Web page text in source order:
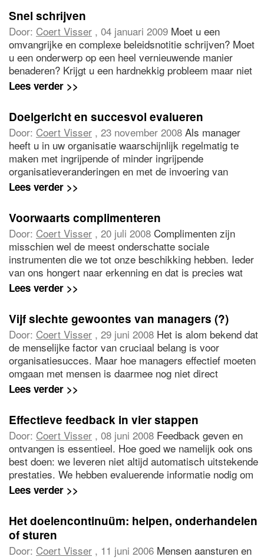
suggesties om effectiever gebruik te maken van de
wijsheid van groepen.
Snel schrijven
Door: Coert Visser , 04 januari 2009 Moet u een
omvangrijke en complexe beleidsnotitie schrijven? Moet
u een onderwerp op een heel vernieuwende manier
benaderen? Krijgt u een hardnekkig probleem maar niet
opgelost? Deze oefening helpt u te voorkomen dat u
onderwerp. Hij helpt u om u beter bewust te worden van
wat u denkt en waarom u dat denkt.
Lees verder >>
Doelgericht en succesvol evalueren
Door: Coert Visser , 23 november 2008 Als manager
heeft u in uw organisatie waarschijnlijk regelmatig te
maken met ingrijpende of minder ingrijpende
organisatieveranderingen en met de invoering van
nieuwe managementsystemen en technologieën. In de
vaak problematisch. Te slordig en te vluchtig of juist te
gedetailleerd. Gelukkig is er een eenvoudig en effectief
alternatief, aldus Coert Visser.
Lees verder >>
Voorwaarts complimenteren
Door: Coert Visser , 20 juli 2008 Complimenten zijn
misschien wel de meest onderschatte sociale
instrumenten die we tot onze beschikking hebben. Ieder
van ons hongert naar erkenning en dat is precies wat
een compliment verschaft. Maar de meesten van ons
ontvangen. Leer via een eenvoudige oefening hoe het
anders kan en ervaar de verbazingwekkende effecten
van 'voorwaarts complimenteren'.
Lees verder >>
Vijf slechte gewoontes van managers (?)
Door: Coert Visser , 29 juni 2008 Het is alom bekend dat
de menselijke factor van cruciaal belang is voor
organisatiesucces. Maar hoe managers effectief moeten
omgaan met mensen is daarmee nog niet direct
duidelijk. Ondanks alle goede bedoelingen en
beste in mensen naar boven te halen. Coert Visser
analyseert hoe dat komt en hoe het anders kan.
Lees verder >>
Effectieve feedback in vier stappen
Door: Coert Visser , 08 juni 2008 Feedback geven en
ontvangen is essentieel. Hoe goed we namelijk ook ons
best doen: we leveren niet altijd automatisch uitstekende
prestaties. We hebben evaluerende informatie nodig om
te weten wat er van ons verwacht wordt, hoe we
moet. Als feedback goed verloopt in organisaties hebben
mensen interesse voor signalen over de effecten van
hun eigen gedrag en sturen zij elkaar constructief bij.
Fantastisch! Maar nu de minder rooskleurige alledaagse
Lees verder >>
Het doelencontinuüm: helpen, onderhandelen
of sturen
Door: Coert Visser , 11 juni 2006 Mensen aansturen en